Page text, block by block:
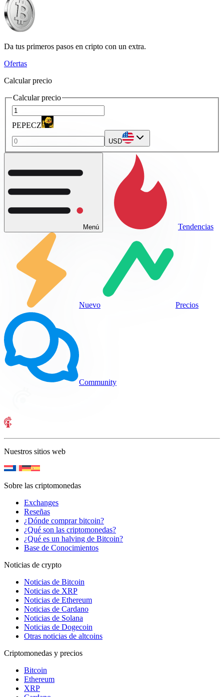
Da tus primeros pasos en cripto con un extra.
Ofertas
Calcular precio
Calcular precio
PEPECZ
USD
Menú Tendencias
Nuevo Precios
Community
Nuestros sitios web
Sobre las criptomonedas
Exchanges
Reseñas
¿Dónde comprar bitcoin?
¿Qué son las criptomonedas?
¿Qué es un halving de Bitcoin?
Base de Conocimientos
Noticias de crypto
Noticias de Bitcoin
Noticias de XRP
Noticias de Ethereum
Noticias de Cardano
Noticias de Solana
Noticias de Dogecoin
Otras noticias de altcoins
Criptomonedas y precios
Bitcoin
Ethereum
XRP